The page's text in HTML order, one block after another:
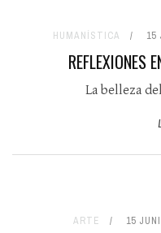
HUMANÍSTICA 15
REFLEXIONES
La belleza
ARTE 15